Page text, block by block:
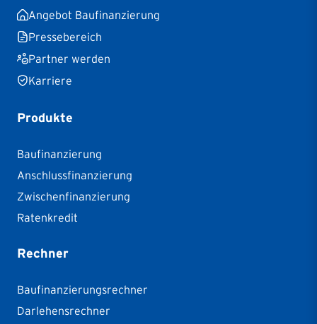
Angebot Baufinanzierung
Pressebereich
Partner werden
Karriere
Produkte
Baufinanzierung
Anschlussfinanzierung
Zwischenfinanzierung
Ratenkredit
Rechner
Baufinanzierungsrechner
Darlehensrechner